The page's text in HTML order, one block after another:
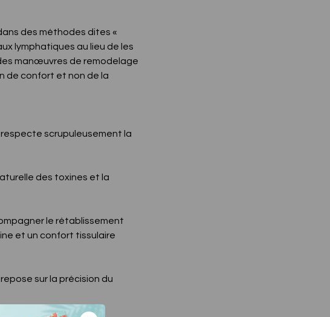
des méthodes dites «
lymphatiques au lieu de les
manœuvres de remodelage
de confort et non de la
scrupuleusement la
des toxines et la
le rétablissement
et un confort tissulaire
sur la précision du